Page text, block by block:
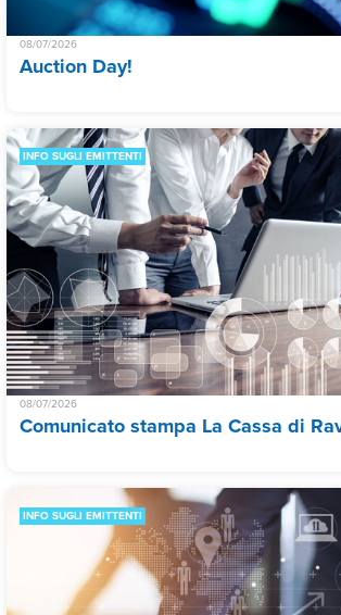
08/07/2026
Auction Day!
INFO SUGLI EMITTENTI
08/07/2026
Comunicato stampa La Cassa di
INFO SUGLI EMITTENTI